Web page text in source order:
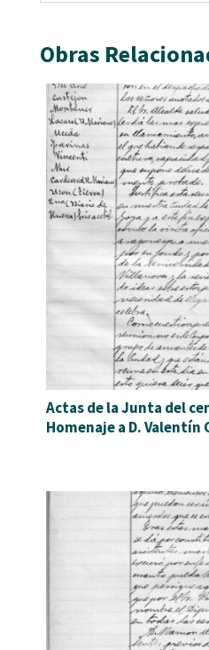
Obras
Actas de la Junta del
Homenaje a D. Valentín